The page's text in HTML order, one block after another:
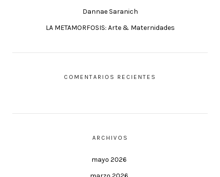
Dannae Saranich
LA METAMORFOSIS: Arte & Maternidades
COMENTARIOS RECIENTES
ARCHIVOS
mayo 2026